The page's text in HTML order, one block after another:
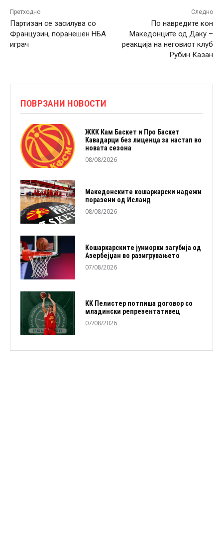
Претходно
Партизан се засилува со
Французин, поранешен НБА
играч
Следно
По навредите кон
Македонците од Даку –
реакција на неговиот клуб
Рубин Казан
ПОВРЗАНИ НОВОСТИ
ЖКК Кам Баскет и Про Баскет
Кавадарци без лиценца за настап во
новата сезона
08/08/2026
Македонските кошаркарски надежи
поразени од Исланд
08/08/2026
Кошаркарските јуниорки загубија од
Азербејџан во разигрувањето
07/08/2026
КК Пелистер потпиша договор со
младински репрезентативец
07/08/2026